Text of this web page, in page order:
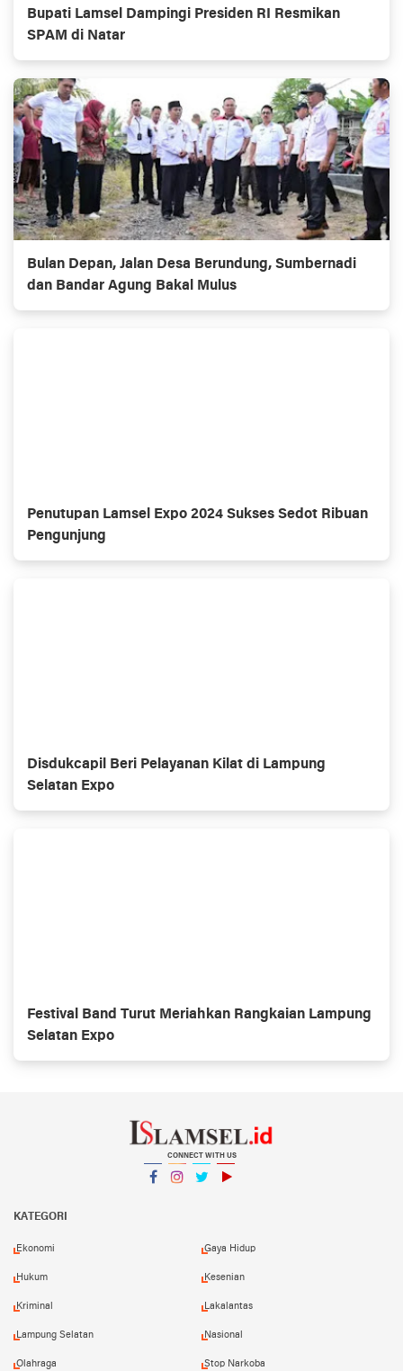
Bupati Lamsel Dampingi Presiden RI Resmikan
SPAM di Natar
Bulan Depan, Jalan Desa Berundung, Sumbernadi
dan Bandar Agung Bakal Mulus
Penutupan Lamsel Expo 2024 Sukses Sedot Ribuan
Pengunjung
Disdukcapil Beri Pelayanan Kilat di Lampung
Selatan Expo
Festival Band Turut Meriahkan Rangkaian Lampung
Selatan Expo
CONNECT WITH US
KATEGORI
Ekonomi Gaya Hidup
Hukum Kesenian
Kriminal Lakalantas
Lampung Selatan Nasional
Olahraga Stop Narkoba